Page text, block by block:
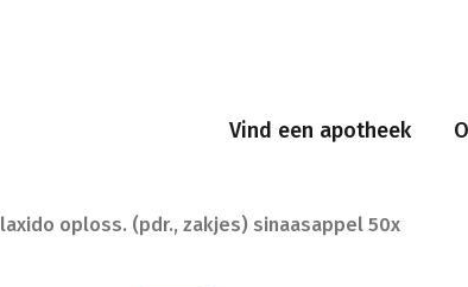
Vind een apotheek
laxido oploss. (pdr., zakjes) sinaasappel 50x